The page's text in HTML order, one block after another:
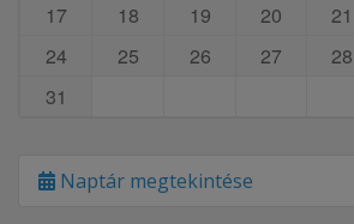
17
18 19 20 21
24
25 26 27 28
31
Naptár megtekintése